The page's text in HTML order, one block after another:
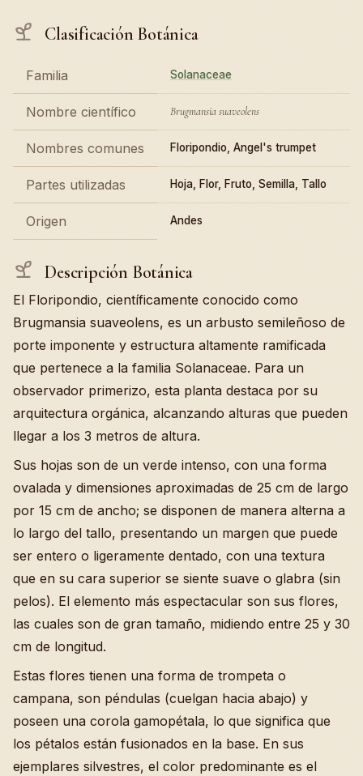
Clasificación Botánica
Familia Solanaceae
Nombre científico Brugmansia suaveolens
Nombres comunes Floripondio, Angel's trumpet
Partes utilizadas Hoja, Flor, Fruto, Semilla, Tallo
Origen Andes
Descripción Botánica
El Floripondio, científicamente conocido como
Brugmansia suaveolens, es un arbusto semileñoso de
porte imponente y estructura altamente ramificada
que pertenece a la familia Solanaceae. Para un
observador primerizo, esta planta destaca por su
arquitectura orgánica, alcanzando alturas que pueden
llegar a los 3 metros de altura.
Sus hojas son de un verde intenso, con una forma
ovalada y dimensiones aproximadas de 25 cm de largo
por 15 cm de ancho; se disponen de manera alterna a
lo largo del tallo, presentando un margen que puede
ser entero o ligeramente dentado, con una textura
que en su cara superior se siente suave o glabra (sin
pelos). El elemento más espectacular son sus flores,
las cuales son de gran tamaño, midiendo entre 25 y 30
cm de longitud.
Estas flores tienen una forma de trompeta o
campana, son péndulas (cuelgan hacia abajo) y
poseen una corola gamopétala, lo que significa que
los pétalos están fusionados en la base. En sus
ejemplares silvestres, el color predominante es el